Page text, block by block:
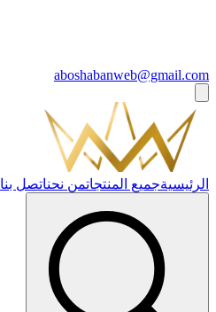
aboshabanweb@gmail.com
الرئيسيةجميع المنتجاتمن نحناتصل بنا